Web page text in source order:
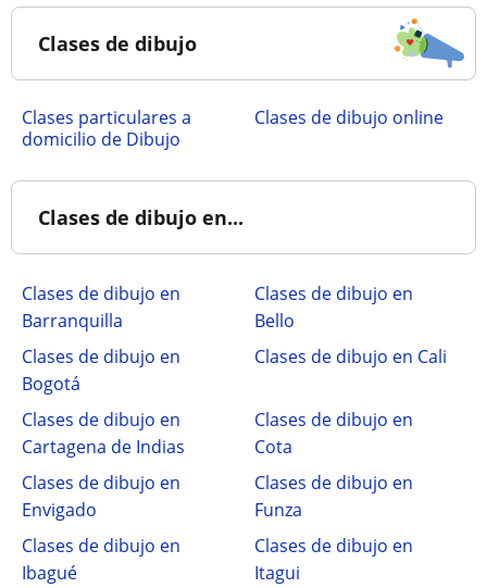
Clases de dibujo
clases particulares a
domicilio de Dibujo
Clases de dibujo online
Clases de dibujo en...
Clases de dibujo en
Barranquilla
Clases de dibujo en
Bello
Clases de dibujo en
Bogotá
Clases de dibujo en Cali
Clases de dibujo en
Cartagena de Indias
Clases de dibujo en
Cota
Clases de dibujo en
Envigado
Clases de dibujo en
Funza
Clases de dibujo en
Ibagué
Clases de dibujo en
Itagui